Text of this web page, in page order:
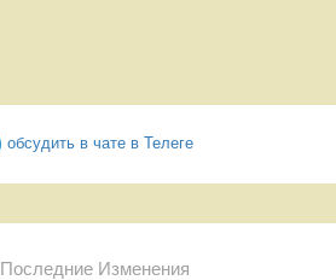
обсудить в чате в Телеге
Последние Изменения